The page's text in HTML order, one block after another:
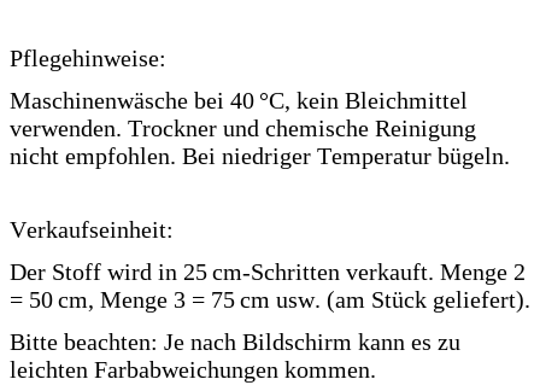
Pflegehinweise:
Maschinenwäsche bei 40 °C, kein Bleichmittel
verwenden. Trockner und chemische Reinigung
nicht empfohlen. Bei niedriger Temperatur bügeln.
Verkaufseinheit:
Der Stoff wird in 25 cm-Schritten verkauft. Menge 2
= 50 cm, Menge 3 = 75 cm usw. (am Stück geliefert).
Bitte beachten: Je nach Bildschirm kann es zu
leichten Farbabweichungen kommen.